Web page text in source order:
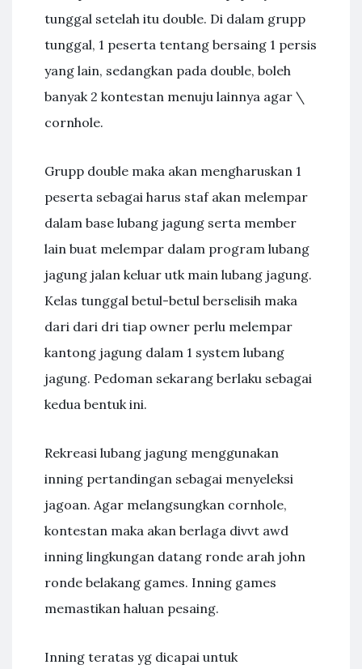
tunggal setelah itu double. Di dalam grupp
tunggal, 1 peserta tentang bersaing 1 persis
yang lain, sedangkan pada double, boleh
banyak 2 kontestan menuju lainnya agar \
cornhole.
Grupp double maka akan mengharuskan 1
peserta sebagai harus staf akan melempar
dalam base lubang jagung serta member
lain buat melempar dalam program lubang
jagung jalan keluar utk main lubang jagung.
Kelas tunggal betul-betul berselisih maka
dari dari dri tiap owner perlu melempar
kantong jagung dalam 1 system lubang
jagung. Pedoman sekarang berlaku sebagai
kedua bentuk ini.
Rekreasi lubang jagung menggunakan
inning pertandingan sebagai menyeleksi
jagoan. Agar melangsungkan cornhole,
kontestan maka akan berlaga divvt awd
inning lingkungan datang ronde arah john
ronde belakang games. Inning games
memastikan haluan pesaing.
Inning teratas yg dicapai untuk